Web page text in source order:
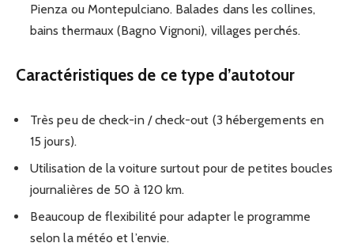
Pienza ou Montepulciano. Balades dans les collines,
bains thermaux (Bagno Vignoni), villages perchés.
Caractéristiques de ce type d’autotour
Très peu de check-in / check-out (3 hébergements en
15 jours).
Utilisation de la voiture surtout pour de petites boucles
journalières de 50 à 120 km.
Beaucoup de flexibilité pour adapter le programme
selon la météo et l’envie.